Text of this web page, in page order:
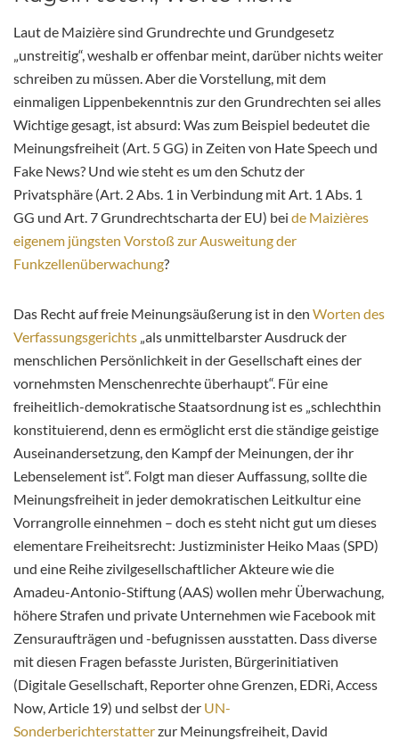
Laut de Maizière sind Grundrechte und Grundgesetz
„unstreitig“, weshalb er offenbar meint, darüber nichts weiter
schreiben zu müssen. Aber die Vorstellung, mit dem
einmaligen Lippenbekenntnis zur den Grundrechten sei alles
Wichtige gesagt, ist absurd: Was zum Beispiel bedeutet die
Meinungsfreiheit (Art. 5 GG) in Zeiten von Hate Speech und
Fake News? Und wie steht es um den Schutz der
Privatsphäre (Art. 2 Abs. 1 in Verbindung mit Art. 1 Abs. 1
GG und Art. 7 Grundrechtscharta der EU) bei de Maizières
eigenem jüngsten Vorstoß zur Ausweitung der
Funkzellenüberwachung?
Das Recht auf freie Meinungsäußerung ist in den Worten des
Verfassungsgerichts „als unmittelbarster Ausdruck der
menschlichen Persönlichkeit in der Gesellschaft eines der
vornehmsten Menschenrechte überhaupt“. Für eine
freiheitlich-demokratische Staatsordnung ist es „schlechthin
konstituierend, denn es ermöglicht erst die ständige geistige
Auseinandersetzung, den Kampf der Meinungen, der ihr
Lebenselement ist“. Folgt man dieser Auffassung, sollte die
Meinungsfreiheit in jeder demokratischen Leitkultur eine
Vorrangrolle einnehmen – doch es steht nicht gut um dieses
elementare Freiheitsrecht: Justizminister Heiko Maas (SPD)
und eine Reihe zivilgesellschaftlicher Akteure wie die
Amadeu-Antonio-Stiftung (AAS) wollen mehr Überwachung,
höhere Strafen und private Unternehmen wie Facebook mit
Zensuraufträgen und -befugnissen ausstatten. Dass diverse
mit diesen Fragen befasste Juristen, Bürgerinitiativen
(Digitale Gesellschaft, Reporter ohne Grenzen, EDRi, Access
Now, Article 19) und selbst der UN-
Sonderberichterstatterzur Meinungsfreiheit, David